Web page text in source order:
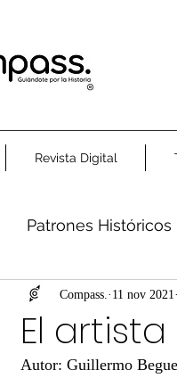
Revista Digital
Patrones Históricos
Común
El
Compass. 11 nov 2021
Autor: Guillermo